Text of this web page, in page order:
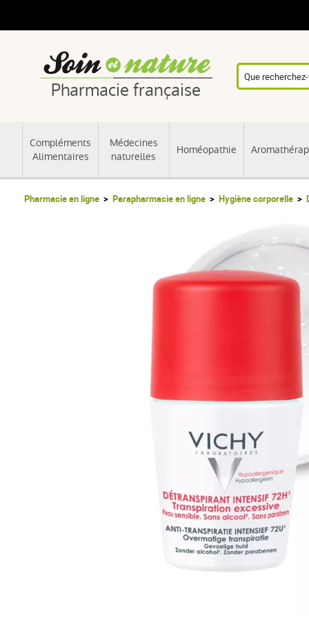
Pharmacie française
Compléments
Alimentaires
Médecines
naturelles
Homéopathie
Pharmacie en ligne Parapharmacie en ligne Hygiène corporelle